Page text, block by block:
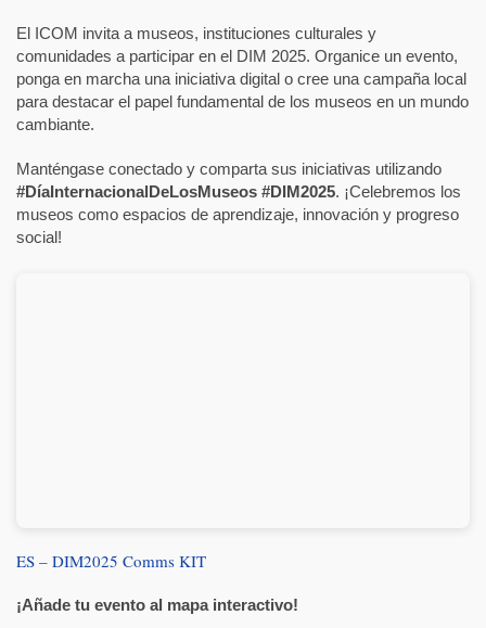
El ICOM invita a museos, instituciones culturales y
comunidades a participar en el DIM 2025. Organice un evento,
ponga en marcha una iniciativa digital o cree una campaña local
para destacar el papel fundamental de los museos en un mundo
cambiante.
Manténgase conectado y comparta sus iniciativas utilizando
#DíaInternacionalDeLosMuseos #DIM2025. ¡Celebremos los
museos como espacios de aprendizaje, innovación y progreso
social!
ES – DIM2025 Comms KIT
¡Añade tu evento al mapa interactivo!